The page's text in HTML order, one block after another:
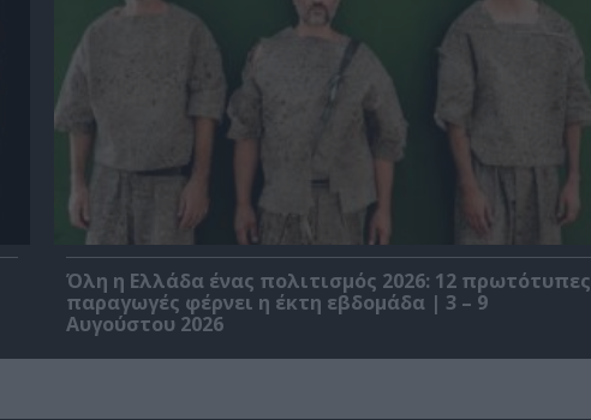
Όλη η Ελλάδα ένας πολιτισμός 2026: 12 πρωτότυπες
παραγωγές φέρνει η έκτη εβδομάδα | 3 – 9
Αυγούστου 2026